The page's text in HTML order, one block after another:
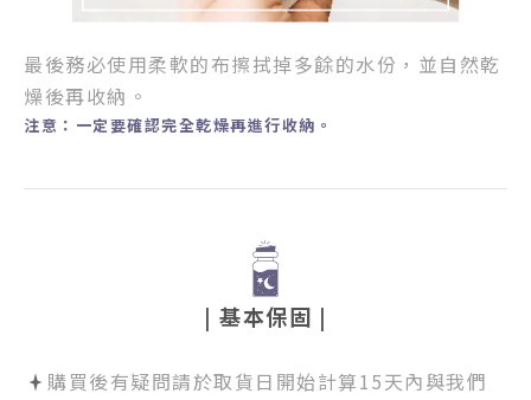
最後務必使用柔軟的布擦拭掉多餘的水份， 並自然乾
燥後再收納。
注意：一定要確認完全乾燥再進行收納。
| 基本保固 |
購買後有疑問請於取貨日開始計算15天內與我們